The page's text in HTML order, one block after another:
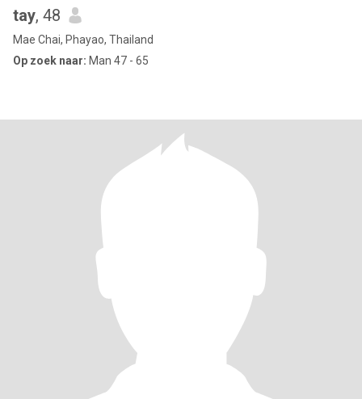
tay, 48
Mae Chai, Phayao, Thailand
Op zoek naar: Man 47 - 65